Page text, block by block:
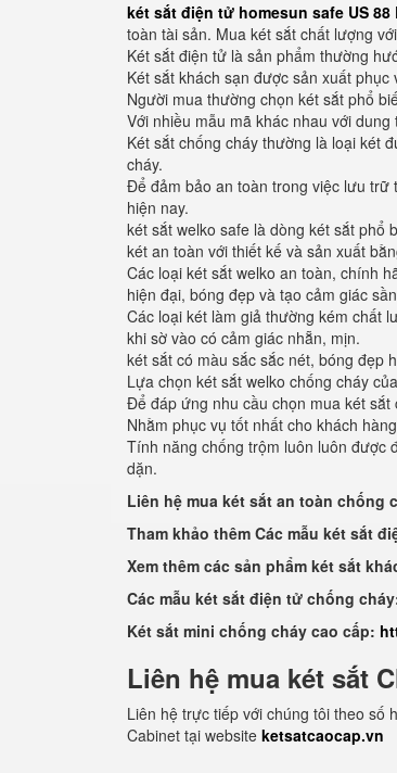
két sắt điện tử homesun safe US
toàn tài sản. Mua két sắt chất lượng
Két sắt điện tử là sản phẩm thường
Két sắt khách sạn được sản xuất
Người mua thường chọn két sắt phổ
Với nhiều mẫu mã khác nhau với
Két sắt chống cháy thường là loại két
cháy.
Để đảm bảo an toàn trong việc lưu trữ
hiện nay.
két sắt welko safe là dòng két sắt phổ
két an toàn với thiết kế và sản xuất
Các loại két sắt welko an toàn, chính
hiện đại, bóng đẹp và tạo cảm giác
Các loại két làm giả thường kém chất
khi sờ vào có cảm giác nhẵn, mịn.
két sắt có màu sắc sắc nét, bóng đẹp
Lựa chọn két sắt welko chống cháy
Để đáp ứng nhu cầu chọn mua két
Nhằm phục vụ tốt nhất cho khách
Tính năng chống trộm luôn luôn được
dặn.
Liên hệ mua két sắt an toàn chống
Tham khảo thêm Các mẫu két sắt
Xem thêm các sản phẩm két sắt
Các mẫu két sắt điện tử chống
Két sắt mini chống cháy cao cấp:
Liên hệ mua két sắt
Liên hệ trực tiếp với chúng tôi theo số
Cabinet tại website ketsatcaocap.vn